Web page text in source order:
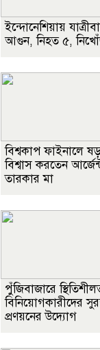
ইন্দোনেশিয়ায়
আগুন, নিহত ৫,
বিশ্বকাপ ফাইনালে
বিশ্বাস করতেন
তারকার মা
পুঁজিবাজারে
বিনিয়োগকারীদের
প্রণয়নের উদ্যোগ